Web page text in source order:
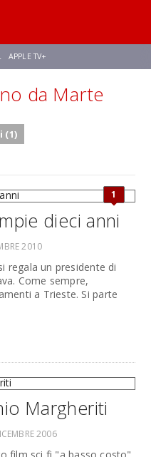
APPLE TV+
AVENGERS: DOOMSDAY
da Marte
(1)
1
dieci anni
2010
regala un presidente di
Come sempre,
a Trieste. Si parte
Margheriti
2006